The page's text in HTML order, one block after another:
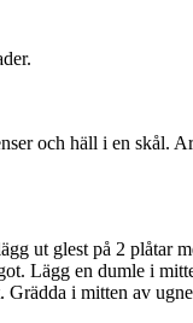
och häll i en skål.
ut glest på 2 plåtar
Lägg en dumle i
i mitten av